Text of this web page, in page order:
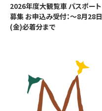
2026年度大観覧車 パスポート
募集 お申込み受付：～8月28日
(金)必着分まで